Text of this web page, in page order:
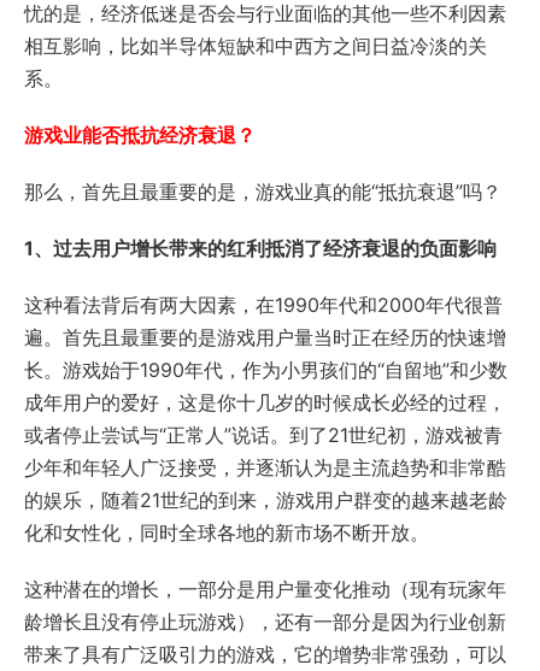
忧的是，经济低迷是否会与行业面临的其他一些不利因素
相互影响，比如半导体短缺和中西方之间日益冷淡的关
系。
游戏业能否抵抗经济衰退？
那么，首先且最重要的是，游戏业真的能“抵抗衰退”吗？
1、过去用户增长带来的红利抵消了经济衰退的负面影响
这种看法背后有两大因素，在1990年代和2000年代很普
遍。首先且最重要的是游戏用户量当时正在经历的快速增
长。游戏始于1990年代，作为小男孩们的“自留地”和少数
成年用户的爱好，这是你十几岁的时候成长必经的过程，
或者停止尝试与“正常人”说话。到了21世纪初，游戏被青
少年和年轻人广泛接受，并逐渐认为是主流趋势和非常酷
的娱乐，随着21世纪的到来，游戏用户群变的越来越老龄
化和女性化，同时全球各地的新市场不断开放。
这种潜在的增长，一部分是用户量变化推动（现有玩家年
龄增长且没有停止玩游戏），还有一部分是因为行业创新
带来了具有广泛吸引力的游戏，它的增势非常强劲，可以